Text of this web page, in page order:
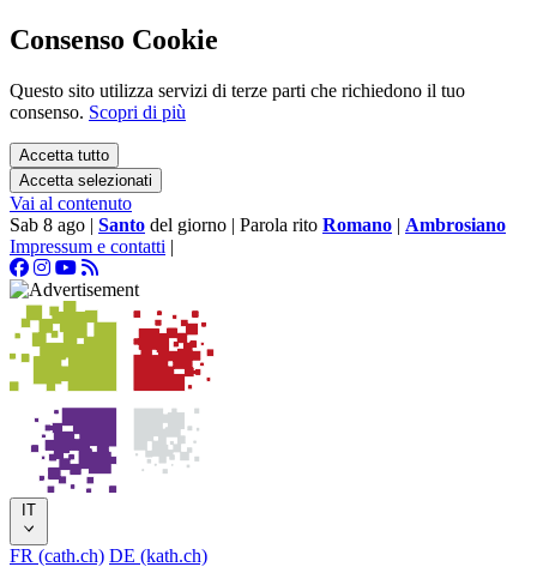
Consenso Cookie
Questo sito utilizza servizi di terze parti che richiedono il tuo
consenso. Scopri di più
Accetta tutto
Accetta selezionati
Vai al contenuto
Sab 8 ago | Santo del giorno | Parola rito Romano | Ambrosiano
Impressum e contatti |
IT
FR (cath.ch) DE (kath.ch)